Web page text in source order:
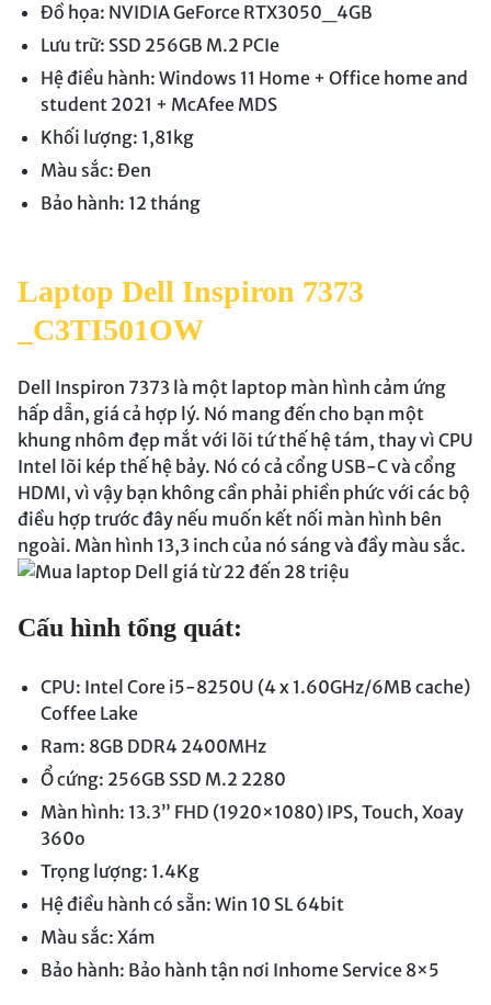
Đồ họa: NVIDIA GeForce RTX3050_4GB
Lưu trữ: SSD 256GB M.2 PCIe
Hệ điều hành: Windows 11 Home + Office home and
student 2021 + McAfee MDS
Khối lượng: 1,81kg
Màu sắc: Đen
Bảo hành: 12 tháng
Laptop Dell Inspiron 7373
_C3TI501OW
Dell Inspiron 7373 là một laptop màn hình cảm ứng
hấp dẫn, giá cả hợp lý. Nó mang đến cho bạn một
khung nhôm đẹp mắt với lõi tứ thế hệ tám, thay vì CPU
Intel lõi kép thế hệ bảy. Nó có cả cổng USB-C và cổng
HDMI, vì vậy bạn không cần phải phiền phức với các bộ
điều hợp trước đây nếu muốn kết nối màn hình bên
ngoài. Màn hình 13,3 inch của nó sáng và đầy màu sắc.
Cấu hình tổng quát:
CPU: Intel Core i5-8250U (4 x 1.60GHz/6MB cache)
Coffee Lake
Ram: 8GB DDR4 2400MHz
Ổ cứng: 256GB SSD M.2 2280
Màn hình: 13.3” FHD (1920×1080) IPS, Touch, Xoay
360o
Trọng lượng: 1.4Kg
Hệ điều hành có sẵn: Win 10 SL 64bit
Màu sắc: Xám
Bảo hành: Bảo hành tận nơi Inhome Service 8×5